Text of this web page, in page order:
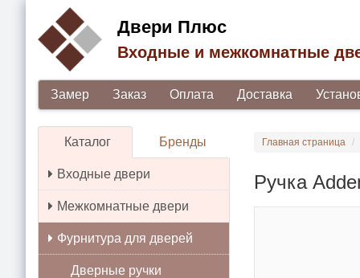
Двери Плюс
Входные и межкомнатные
Замер Заказ Оплата Доставка
Каталог Бренды
Входные двери
Межкомнатные двери
Фурнитура для дверей
Дверные ручки
Главная страница
Ручка